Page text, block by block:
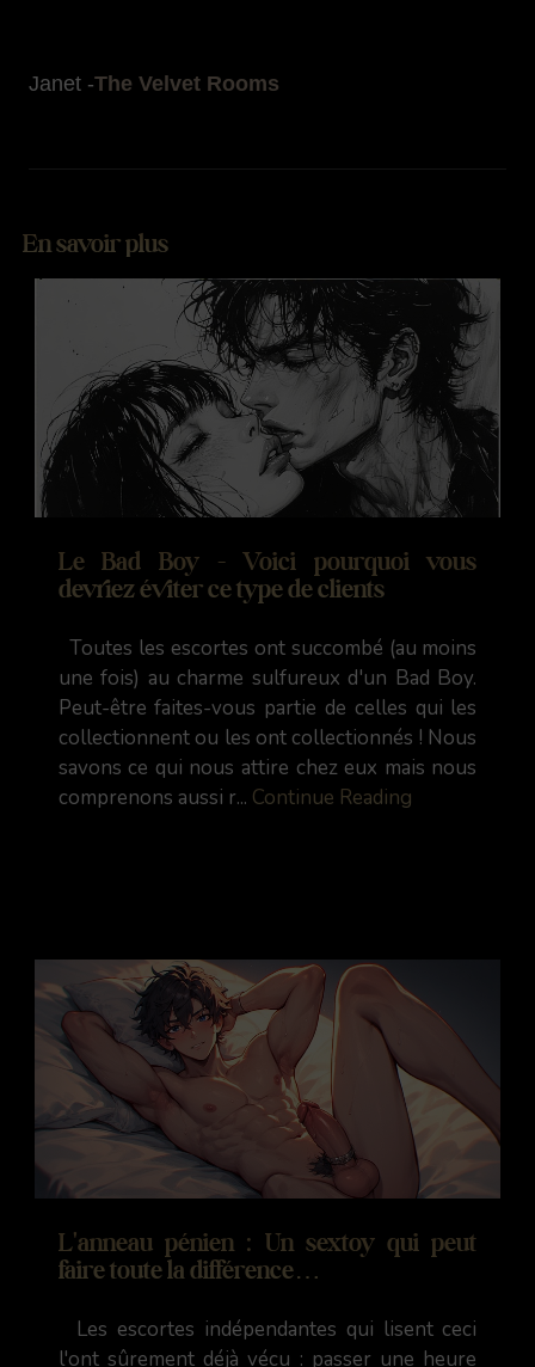
Janet -The Velvet Rooms
En savoir plus
Le Bad Boy - Voici pourquoi vous
devriez éviter ce type de clients
Toutes les escortes ont succombé (au moins
une fois) au charme sulfureux d'un Bad Boy.
Peut-être faites-vous partie de celles qui les
collectionnent ou les ont collectionnés ! Nous
savons ce qui nous attire chez eux mais nous
comprenons aussi r... Continue Reading
L'anneau pénien : Un sextoy qui peut
faire toute la différence…
Les escortes indépendantes qui lisent ceci
l'ont sûrement déjà vécu : passer une heure